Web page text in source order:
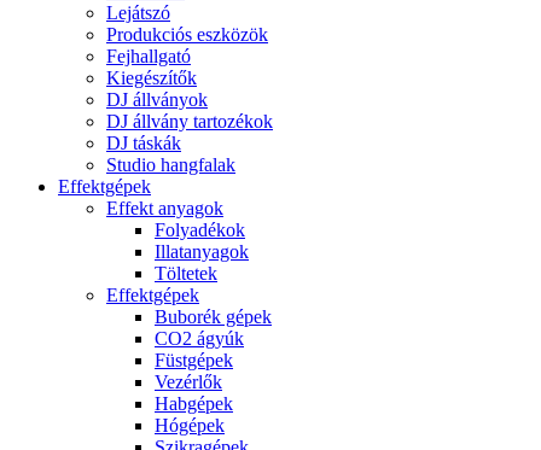
Lejátszó
Produkciós eszközök
Fejhallgató
Kiegészítők
DJ állványok
DJ állvány tartozékok
DJ táskák
Studio hangfalak
Effektgépek
Effekt anyagok
Folyadékok
Illatanyagok
Töltetek
Effektgépek
Buborék gépek
CO2 ágyúk
Füstgépek
Vezérlők
Habgépek
Hógépek